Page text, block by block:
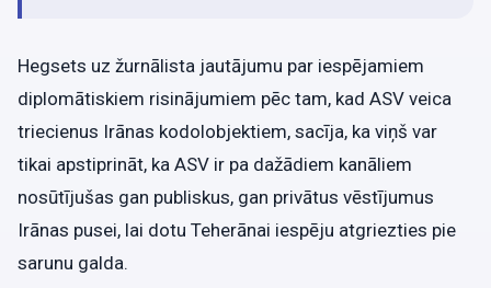
Hegsets uz žurnālista jautājumu par iespējamiem
diplomātiskiem risinājumiem pēc tam, kad ASV veica
triecienus Irānas kodolobjektiem, sacīja, ka viņš var
tikai apstiprināt, ka ASV ir pa dažādiem kanāliem
nosūtījušas gan publiskus, gan privātus vēstījumus
Irānas pusei, lai dotu Teherānai iespēju atgriezties pie
sarunu galda.